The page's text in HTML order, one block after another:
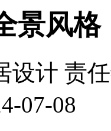
景风格
设计 责
07-08